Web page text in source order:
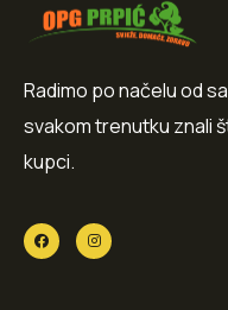
Radimo po načelu od
svakom trenutku znali
kupci.